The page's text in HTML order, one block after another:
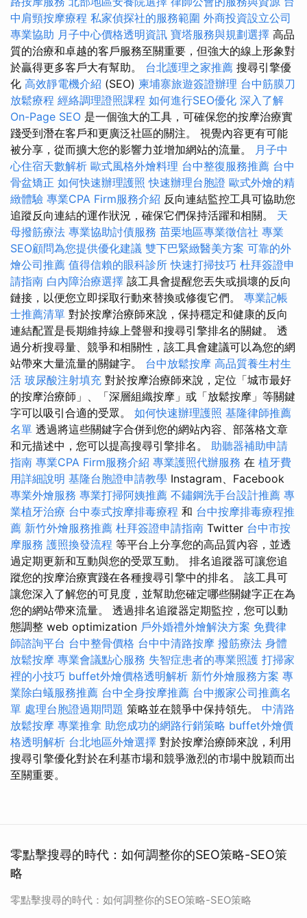
中肩頸按摩療程 私家偵探社的服務範圍 外商投資設立公司
專業協助 月子中心價格透明資訊 寶塔服務與規劃選擇 高品
質的治療和卓越的客戶服務至關重要，但強大的線上形象對
於贏得更多客戶大有幫助。 台北護理之家推薦 搜尋引擎優
化 高效靜電機介紹 (SEO) 柬埔寨旅遊簽證辦理 台中筋膜刀
放鬆療程 經絡調理證照課程 如何進行SEO優化 深入了解
On-Page SEO 是一個強大的工具，可確保您的按摩治療實
踐受到潛在客戶和更廣泛社區的關注。 視覺內容更有可能
被分享，從而擴大您的影響力並增加網站的流量。 月子中
心住宿天數解析 歐式風格外燴料理 台中整復服務推薦 台中
骨盆矯正 如何快速辦理護照 快速辦理台胞證 歐式外燴的精
緻體驗 專業CPA Firm服務介紹 反向連結監控工具可協助您
追蹤反向連結的運作狀況，確保它們保持活躍和相關。 天
母撥筋療法 專業協助討債服務 苗栗地區專業徵信社 專業
SEO顧問為您提供優化建議 雙下巴緊緻醫美方案 可靠的外
燴公司推薦 值得信賴的眼科診所 快速打掃技巧 杜拜簽證申
請指南 白內障治療選擇 該工具會提醒您丟失或損壞的反向
鏈接，以便您立即採取行動來替換或修復它們。 專業記帳
士推薦清單 對於按摩治療師來說，保持穩定和健康的反向
連結配置是長期維持線上聲譽和搜尋引擎排名的關鍵。 透
過分析搜尋量、競爭和相關性，該工具會建議可以為您的網
站帶來大量流量的關鍵字。 台中放鬆按摩 高品質養生村生
活 玻尿酸注射填充 對於按摩治療師來說，定位「城市最好
的按摩治療師」、「深層組織按摩」或「放鬆按摩」等關鍵
字可以吸引合適的受眾。 如何快速辦理護照 基隆律師推薦
名單 透過將這些關鍵字合併到您的網站內容、部落格文章
和元描述中，您可以提高搜尋引擎排名。 助聽器補助申請
指南 專業CPA Firm服務介紹 專業護照代辦服務 在 植牙費
用詳細說明 基隆台胞證申請教學 Instagram、Facebook
專業外燴服務 專業打掃阿姨推薦 不鏽鋼洗手台設計推薦 專
業植牙治療 台中泰式按摩排毒療程 和 台中按摩排毒療程推
薦 新竹外燴服務推薦 杜拜簽證申請指南 Twitter 台中市按
摩服務 護照換發流程 等平台上分享您的高品質內容，並透
過定期更新和互動與您的受眾互動。 排名追蹤器可讓您追
蹤您的按摩治療實踐在各種搜尋引擎中的排名。 該工具可
讓您深入了解您的可見度，並幫助您確定哪些關鍵字正在為
您的網站帶來流量。 透過排名追蹤器定期監控，您可以動
態調整 web optimization 戶外婚禮外燴解決方案 免費律
師諮詢平台 台中整骨價格 台中中清路按摩 撥筋療法 身體
放鬆按摩 專業會議點心服務 失智症患者的專業照護 打掃家
裡的小技巧 buffet外燴價格透明解析 新竹外燴服務方案 專
業除白蟻服務推薦 台中全身按摩推薦 台中搬家公司推薦名
單 處理台胞證過期問題 策略並在競爭中保持領先。 中清路
放鬆按摩 專業推拿 助您成功的網路行銷策略 buffet外燴價
格透明解析 台北地區外燴選擇 對於按摩治療師來說，利用
搜尋引擎優化對於在利基市場和競爭激烈的市場中脫穎而出
至關重要。
零點擊搜尋的時代：如何調整你的SEO策略-SEO策
略
零點擊搜尋的時代：如何調整你的SEO策略-SEO策略